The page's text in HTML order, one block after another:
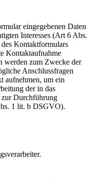
eingegebenen Daten
Interesses (Art 6 Abs.
Kontaktformulars
Kontaktaufnahme
werden zum Zwecke der
Anschlussfragen
aufnehmen, um ein
der in das
zur Durchführung
1 lit. b DSGVO).